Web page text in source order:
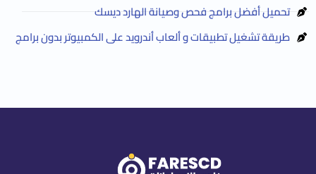
تحميل أفضل برامج فحص وصيانة الهارد ديسك
طريقة تشغيل تطبيقات و ألعاب أندرويد على الكمبيوتر بدون برامج